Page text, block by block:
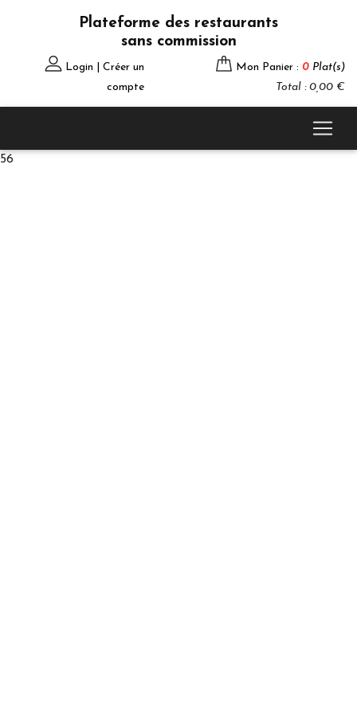
Plateforme des restaurants
sans commission
Login | Créer un
compte
Mon Panier : 0 Plat(s)
Total : 0,00 €
56